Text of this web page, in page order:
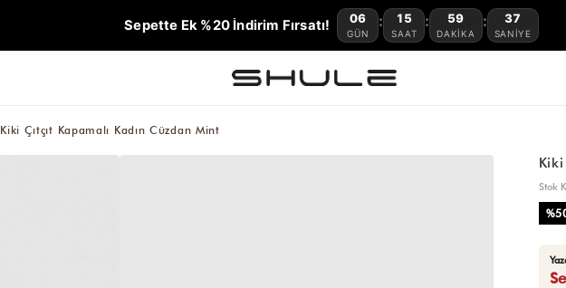
Sepette Ek %20 İndirim Fırsatı! 06
GÜN
: 15
SAAT
: 59
DAKIKA
: 36
SANIYE
Kiki Çıtçıt Kapamalı Kadın Cüzdan Mint
Stok
%